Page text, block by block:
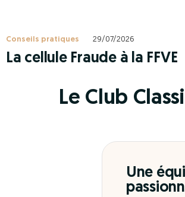
Conseils pratiques 29/07/2026
La cellule Fraude à la FFVE
Le Club
Une